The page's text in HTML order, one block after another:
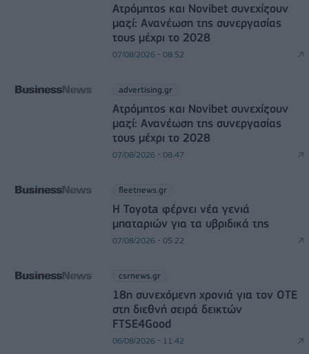
Ατρόμητος και Novibet συνεχίζουν
μαζί: Ανανέωση της συνεργασίας
τους μέχρι το 2028
07/08/2026 - 08:52
advertising.gr
Ατρόμητος και Novibet συνεχίζουν
μαζί: Ανανέωση της συνεργασίας
τους μέχρι το 2028
07/08/2026 - 08:47
fleetnews.gr
Η Toyota φέρνει νέα γενιά
μπαταριών για τα υβριδικά της
07/08/2026 - 05:22
csrnews.gr
18η συνεχόμενη χρονιά για τον ΟΤΕ
στη διεθνή σειρά δεικτών
FTSE4Good
06/08/2026 - 11:42